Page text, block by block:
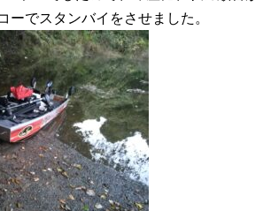
ーでスタンバイをさせました。